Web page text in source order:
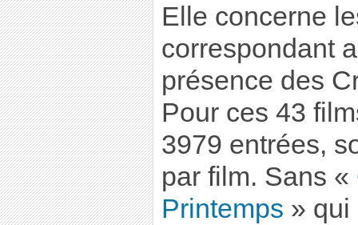
Elle concerne
correspondant
présence des
Pour ces 43
3979 entrées,
par film. Sans «
Printemps » qui